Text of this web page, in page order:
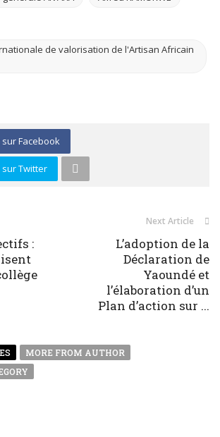
de valorisation de l'Artisan Africain
Facebook
Twitter
:
Next Article
L’adoption de la
Déclaration de
Yaoundé et
l’élaboration d’un
Plan d’action sur ...
MORE FROM AUTHOR